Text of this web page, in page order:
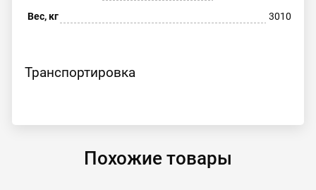
Вес, кг
3010
Транспортировка
Похожие товары